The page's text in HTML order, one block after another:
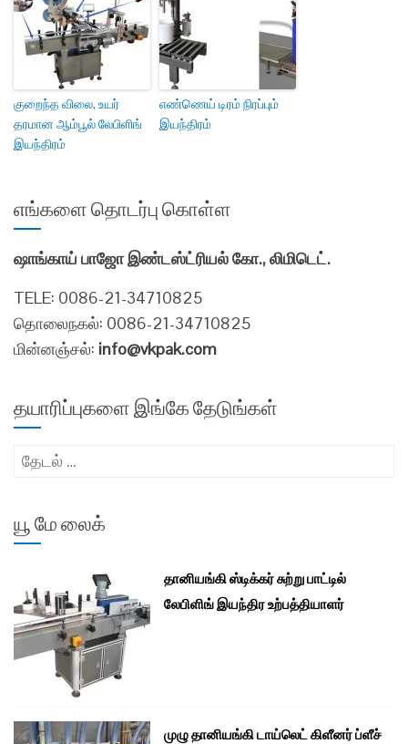
குறைந்த விலை, உயர்
தரமான ஆம்பூல் லேபிளிங்
இயந்திரம்
எண்ணெய் டிரம் நிரப்பும்
இயந்திரம்
எங்களை தொடர்பு கொள்ள
ஷாங்காய் பாஜோ இண்டஸ்ட்ரியல் கோ., லிமிடெட்.
TELE: 0086-21-34710825
தொலைநகல்: 0086-21-34710825
மின்னஞ்சல்: info@vkpak.com
தயாரிப்புகளை இங்கே தேடுங்கள்
இதற்காகத்
யூ மே லைக்
தானியங்கி ஸ்டிக்கர் சுற்று பாட்டில்
லேபிளிங் இயந்திர உற்பத்தியாளர்
முழு தானியங்கி டாய்லெட் கிளீனர் ப்ளீச்